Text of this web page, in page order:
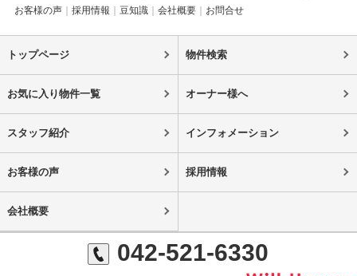
お客様の声
採用情報 豆知識 会社概要 お問合せ
トップページ 物件検索
お気に入り物件一覧 オーナー様へ
スタッフ紹介 インフォメーション
お客様の声 採用情報
会社概要
042-521-6330